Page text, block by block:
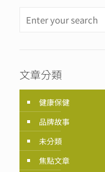
文章分類
健康保健
品牌故事
未分類
焦點文章